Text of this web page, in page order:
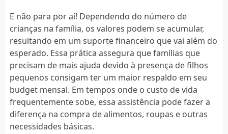
E não para por aí! Dependendo do número de
crianças na família, os valores podem se acumular,
resultando em um suporte financeiro que vai além do
esperado. Essa prática assegura que famílias que
precisam de mais ajuda devido à presença de filhos
pequenos consigam ter um maior respaldo em seu
budget mensal. Em tempos onde o custo de vida
frequentemente sobe, essa assistência pode fazer a
diferença na compra de alimentos, roupas e outras
necessidades básicas.